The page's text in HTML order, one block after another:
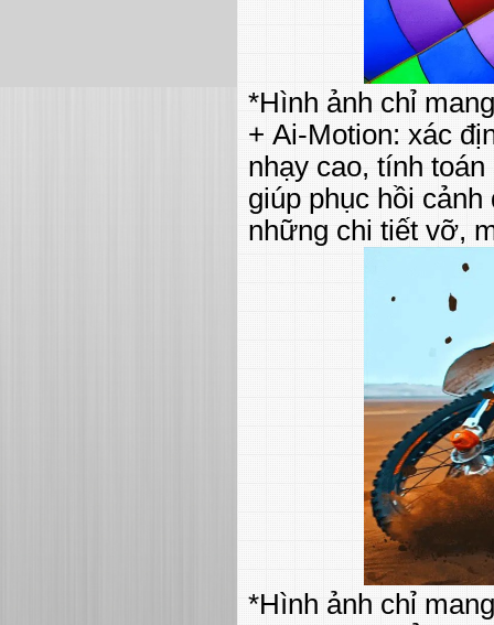
*Hình ảnh chỉ
+ Ai-Motion: xác
nhạy cao, tính
giúp phục hồi
những chi tiết vỡ,
*Hình ảnh chỉ